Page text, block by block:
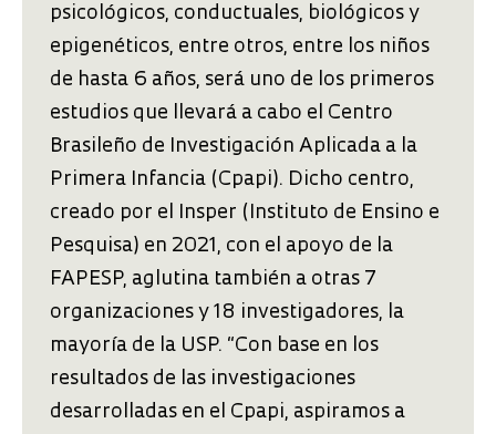
psicológicos, conductuales, biológicos y
epigenéticos, entre otros, entre los niños
de hasta 6 años, será uno de los primeros
estudios que llevará a cabo el Centro
Brasileño de Investigación Aplicada a la
Primera Infancia (Cpapi). Dicho centro,
creado por el Insper (Instituto de Ensino e
Pesquisa) en 2021, con el apoyo de la
FAPESP, aglutina también a otras 7
organizaciones y 18 investigadores, la
mayoría de la USP. “Con base en los
resultados de las investigaciones
desarrolladas en el Cpapi, aspiramos a